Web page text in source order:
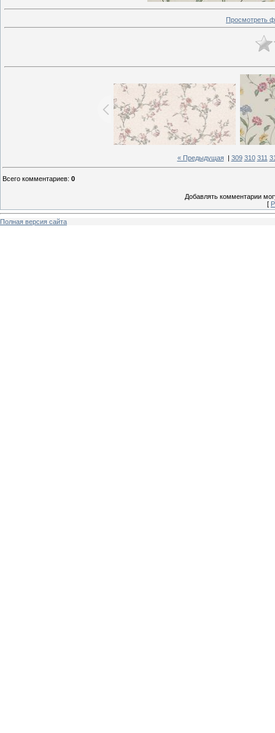
Просмотреть
« Предыдущая| 309 310 311
Всего комментариев: 0
Добавлять комментарии
[
Полная версия сайта